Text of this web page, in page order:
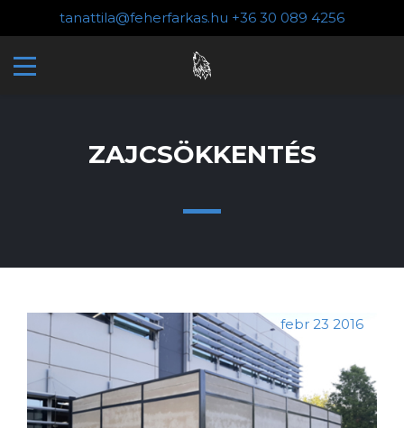
tanattila@feherfarkas.hu +36 30 089 4256
ZAJCSÖKKENTÉS
febr 23 2016